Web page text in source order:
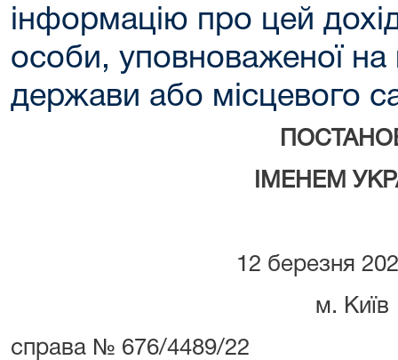
інформацію про цей
особи, уповноваженої на
держави або місцевого
ІМЕНЕМ
12 березня
м. Київ
справа № 676/4489/22